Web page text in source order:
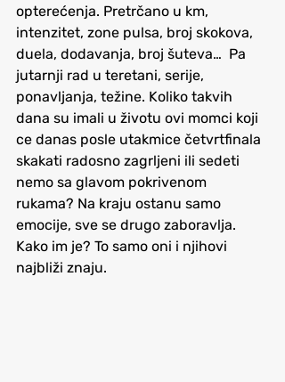
opterećenja. Pretrčano u km,
intenzitet, zone pulsa, broj skokova,
duela, dodavanja, broj šuteva…  Pa
jutarnji rad u teretani, serije,
ponavljanja, težine. Koliko takvih
dana su imali u životu ovi momci koji
ce danas posle utakmice četvrtfinala
skakati radosno zagrljeni ili sedeti
nemo sa glavom pokrivenom
rukama? Na kraju ostanu samo
emocije, sve se drugo zaboravlja.
Kako im je? To samo oni i njihovi
najbliži znaju.